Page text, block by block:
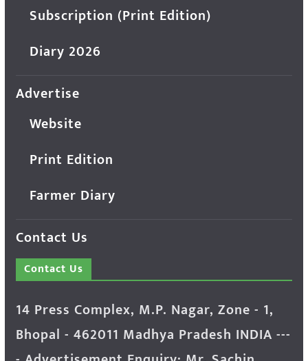
Subscription (Print Edition)
Diary 2026
Advertise
Website
Print Edition
Farmer Diary
Contact Us
Contact Us
14 Press Complex, M.P. Nagar, Zone - 1,
Bhopal - 462011 Madhya Pradesh INDIA ---